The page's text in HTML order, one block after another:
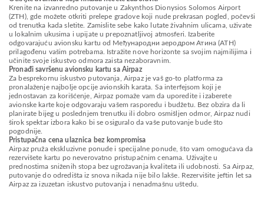
Krenite na izvanredno putovanje u Zakynthos Dionysios Solomos Airport
(ZTH), gde možete otkriti prelepe gradove koji nude prekrasan pogled, počevši
od trenutka kada sletite. Zamislite sebe kako lutate živahnim ulicama, uživate
u lokalnim ukusima i upijate u prepoznatljivoj atmosferi. Izaberite
odgovarajuću avionsku kartu od Међународни аеродром Атина (ATH)
prilagođenu vašim potrebama. Istražite nove horizonte sa svojim najmilijima i
učinite svoje iskustvo odmora zaista nezaboravnim.
Pronađi savršenu avionsku kartu sa Airpaz
Za besprekornu iskustvo putovanja, Airpaz je vaš go-to platforma za
pronalaženje najbolje opcije avionskih karata. Sa interfejsom koji je
jednostavan za korišćenje, Airpaz pomaže vam da uporedite i izaberete
avionske karte koje odgovaraju vašem rasporedu i budžetu. Bez obzira da li
planirate bijeg u poslednjem trenutku ili dobro osmišljen odmor, Airpaz nudi
širok spektar izbora kako bi se osiguralo da vaše putovanje bude što
pogodnije.
Pristupačna cena ulaznica bez kompromisa
Airpaz pruža ekskluzivne ponude i specijalne ponude, što vam omogućava da
rezervišete kartu po neverovatno pristupačnim cenama. Uživajte u
prednostima sniženih stopa bez ugrožavanja kvaliteta ili udobnosti. Sa Airpaz,
putovanje do odredišta iz snova nikada nije bilo lakše. Rezervišite jeftin let sa
Airpaz za izuzetan iskustvo putovanja i nenadmašnu uštedu.